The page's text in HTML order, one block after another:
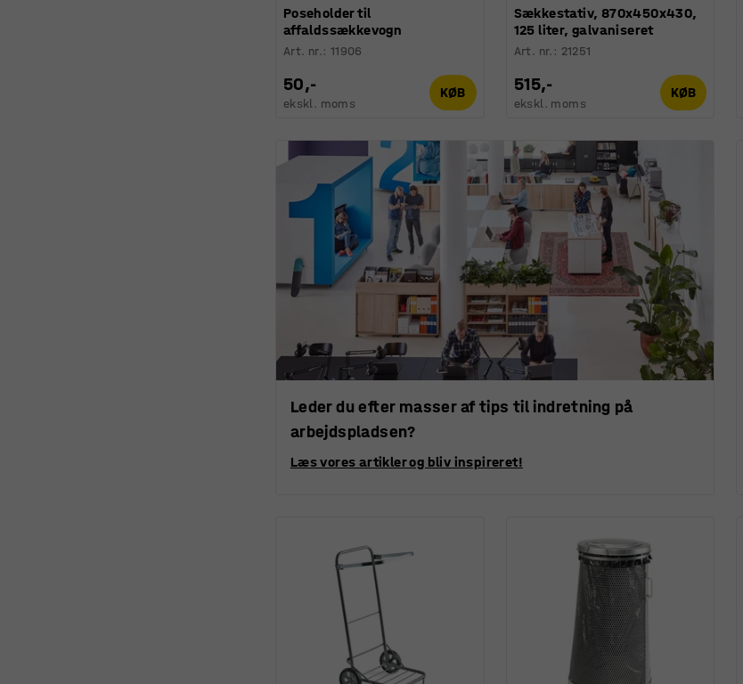
Poseholder til
affaldssækkevogn
Art. nr.: 11906
50,-
ekskl. moms
KØB
Sækkestativ, 870x450x430,
125 liter, galvaniseret
Art. nr. : 21251
515,-
ekskl. moms
KØB
Leder du efter masser af tips til indretning på
arbejdspladsen?
Læs vores artikler og bliv inspireret!